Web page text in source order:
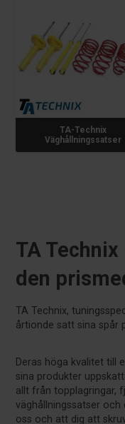
TA-Technix
Väghållningssatser
TA
den
TA Technix,
årtionde satt sina spår
Deras höga kvalitet till
sina produkter
allt från topplagringar,
väghållningssatser
oss och att dig att